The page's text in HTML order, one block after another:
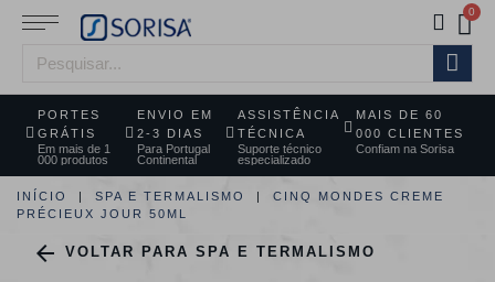
PORTES
GRÁTIS
Em mais de 1
000 produtos
ENVIO EM
2-3 DIAS
Para Portugal
Continental
ASSISTÊNCIA
TÉCNICA
Suporte técnico
especializado
MAIS DE 60
000 CLIENTES
Confiam na Sorisa
INÍCIO SPA E TERMALISMO
CINQ MONDES CREME
PRÉCIEUX JOUR 50ML
 VOLTAR PARA SPA E TERMALISMO